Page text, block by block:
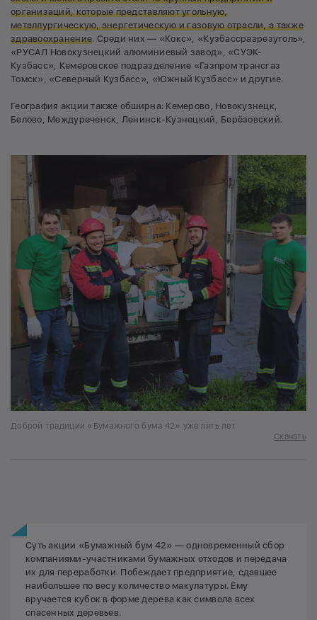
организаций, которые представляют угольную,
металлургическую, энергетическую и газовую отрасли, а также
здравоохранение. Среди них — «Кокс», «Кузбассразрезуголь»,
«РУСАЛ Новокузнецкий алюминиевый завод», «СУЭК-
Кузбасс», Кемеровское подразделение «Газпром трансгаз
Томск», «Северный Кузбасс», «Южный Кузбасс» и другие.
География акции также обширна: Кемерово, Новокузнецк,
Белово, Междуреченск, Ленинск-Кузнецкий, Берёзовский.
Доброй традиции «Бумажного бума 42» уже пять лет
Скачать
Суть акции «Бумажный бум 42» — одновременный сбор
компаниями-участниками бумажных отходов и передача
их для переработки. Побеждает предприятие, сдавшее
наибольшее по весу количество макулатуры. Ему
вручается кубок в форме дерева как символа всех
спасенных деревьев.